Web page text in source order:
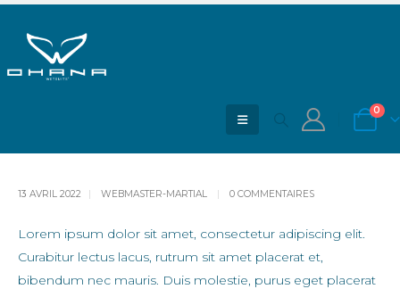
0
Lorem Ipsum Dolor Sit A Met,
Consectetur
LOREM IPSUM DOLOR SIT A MET, CONSECTETUR
13 AVRIL 2022 WEBMASTER-MARTIAL 0 COMMENTAIRES
Lorem ipsum dolor sit amet, consectetur adipiscing elit.
Curabitur lectus lacus, rutrum sit amet placerat et,
bibendum nec mauris. Duis molestie, purus eget placerat